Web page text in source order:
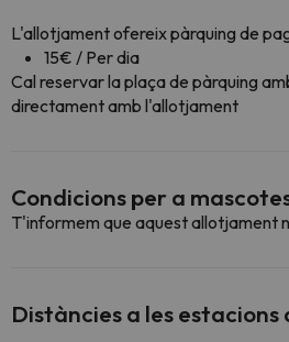
L'allotjament ofereix pàrquing de
15€ / Per dia
Cal reservar la plaça de pàrquing
directament amb l'allotjament
Condicions per a
T'informem que aquest allotjament
Distàncies a les estacions